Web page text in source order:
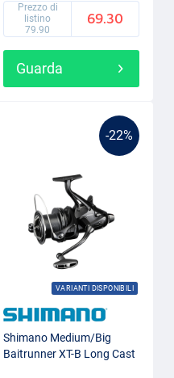
Prezzo di
listino
79.90
69.30
Guarda
-22%
VARIANTI DISPONIBILI
Shimano Medium/Big
Baitrunner XT-B Long Cast